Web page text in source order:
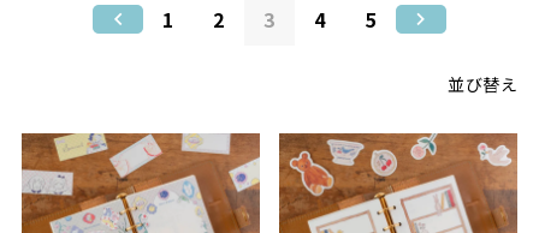
並び替え
1 2 3 4 5